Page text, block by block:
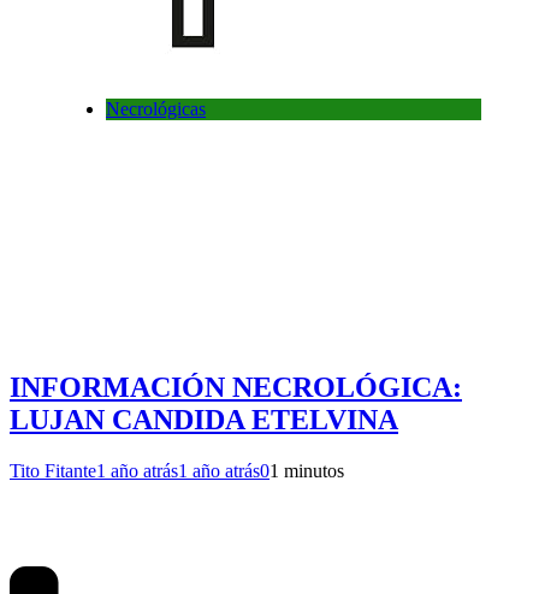
Necrológicas
INFORMACIÓN NECROLÓGICA:
LUJAN CANDIDA ETELVINA
Tito Fitante1 año atrás1 año atrás01 minutos